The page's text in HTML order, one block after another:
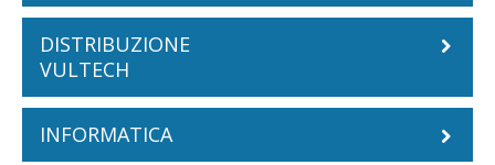
Batterie Notebook
ACER
APPLE
DISTRIBUZIONE
VULTECH
Cabinet
INFORMATICA